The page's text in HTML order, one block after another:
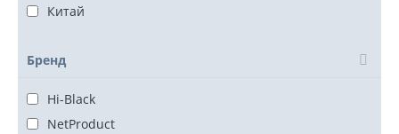
Китай
Бренд
Hi-Black
NetProduct